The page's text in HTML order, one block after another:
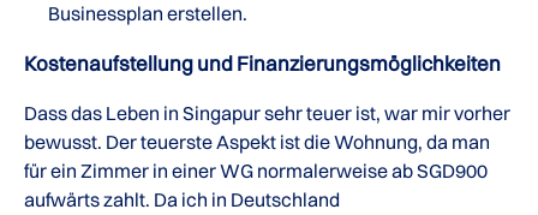
Businessplan erstellen.
Kostenaufstellung und Finanzierungsmöglichkeiten
Dass das Leben in Singapur sehr teuer ist, war mir vorher
bewusst. Der teuerste Aspekt ist die Wohnung, da man
für ein Zimmer in einer WG normalerweise ab SGD900
aufwärts zahlt. Da ich in Deutschland